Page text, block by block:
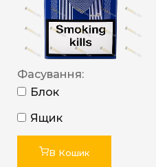
Фасування:
Блок
Ящик
В Кошик